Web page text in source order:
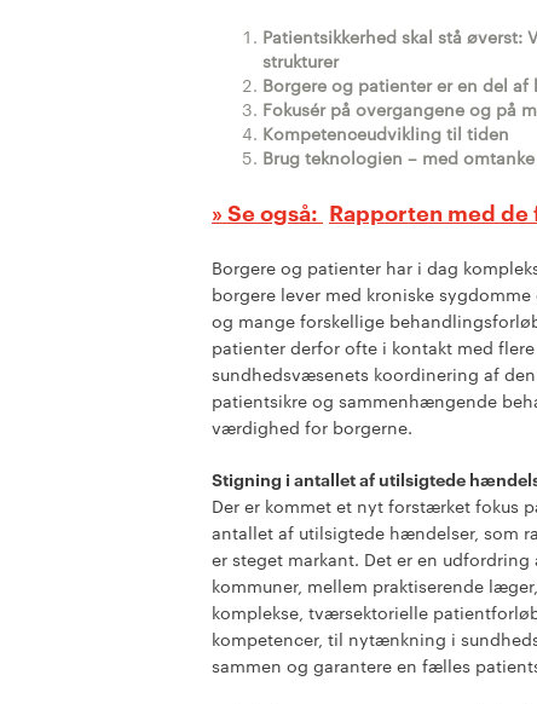
Patientsikkerhed skal stå
strukturer
Borgere og patienter er en del af
Fokusér på overgangene og på
Kompetenceudvikling til tiden
Brug teknologien – med omtanke
Rapporten med
Borgere og patienter har i dag
borgere lever med kroniske
og mange forskellige
patienter derfor ofte i kontakt med
sundhedsvæsenets koordinering af
patientsikre og sammenhængende
værdighed for borgerne.
Stigning i antallet af utilsigtede
Der er kommet et nyt forstærket fokus
antallet af utilsigtede hændelser, som
er steget markant. Det er en
kommuner, mellem praktiserende
komplekse, tværsektorielle
kompetencer, til nytænkning i
sammen og garantere en fælles